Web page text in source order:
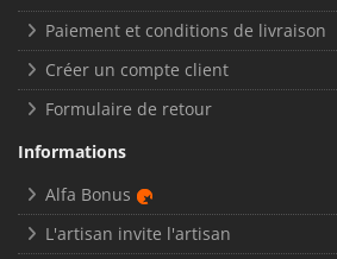
Paiement et conditions de livraison
Créer un compte client
Formulaire de retour
Informations
Alfa Bonus
L'artisan invite l'artisan